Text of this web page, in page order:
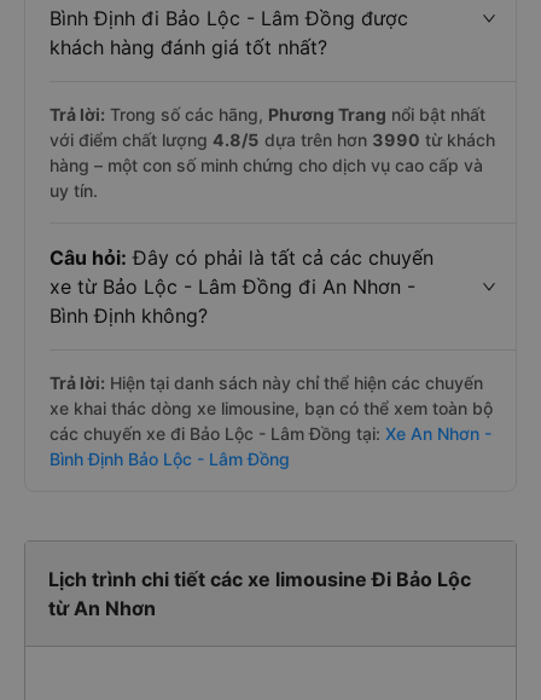
Bình Định đi Bảo Lộc - Lâm Đồng được
khách hàng đánh giá tốt nhất?
Trả lời: Trong số các hãng, Phương Trang nổi bật nhất
với điểm chất lượng 4.8/5 dựa trên hơn 3990 từ khách
hàng – một con số minh chứng cho dịch vụ cao cấp và
uy tín.
Câu hỏi: Đây có phải là tất cả các chuyến
xe từ Bảo Lộc - Lâm Đồng đi An Nhơn -
Bình Định không?
Trả lời: Hiện tại danh sách này chỉ thể hiện các chuyến
xe khai thác dòng xe limousine, bạn có thể xem toàn bộ
các chuyến xe đi Bảo Lộc - Lâm Đồng tại: Xe An Nhơn -
Bình Định Bảo Lộc - Lâm Đồng
Lịch trình chi tiết các xe limousine Đi Bảo Lộc
từ An Nhơn